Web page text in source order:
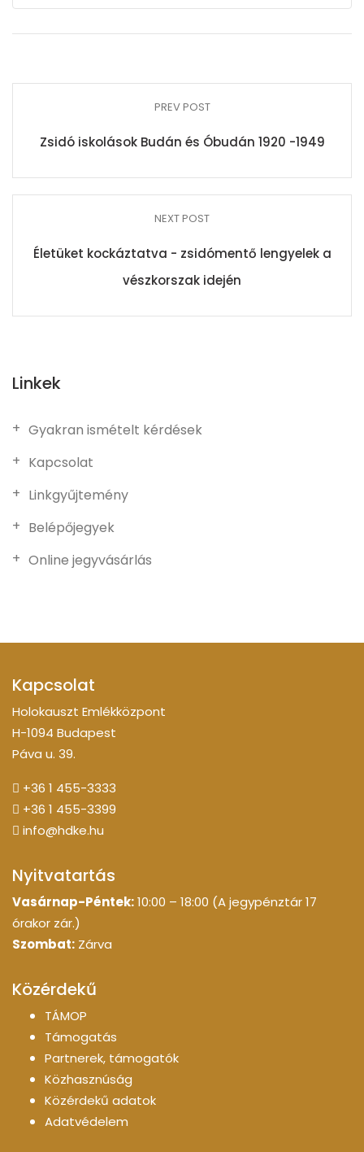
PREV POST
Zsidó iskolások Budán és Óbudán 1920 -1949
NEXT POST
Életüket kockáztatva - zsidómentő lengyelek a
vészkorszak idején
Linkek
Gyakran ismételt kérdések
Kapcsolat
Linkgyűjtemény
Belépőjegyek
Online jegyvásárlás
Kapcsolat
Holokauszt Emlékközpont
H-1094 Budapest
Páva u. 39.
+36 1 455-3333
+36 1 455-3399
info@hdke.hu
Nyitvatartás
Vasárnap-Péntek:10:00 – 18:00 (A jegypénztár 17
órakor zár.)
Szombat: Zárva
Közérdekű
TÁMOP
Támogatás
Partnerek, támogatók
Közhasznúság
Közérdekű adatok
Adatvédelem